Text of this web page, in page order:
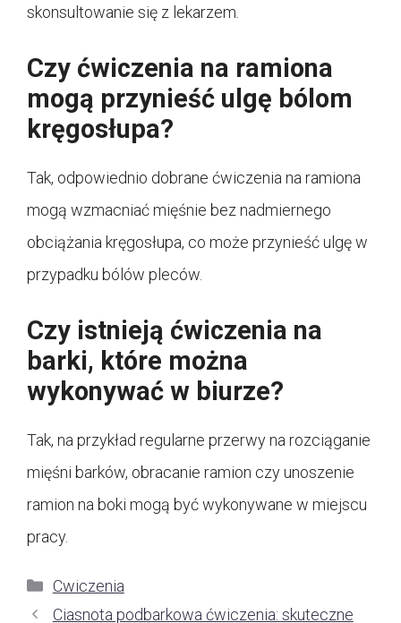
skonsultowanie się z lekarzem.
Czy ćwiczenia na ramiona
mogą przynieść ulgę bólom
kręgosłupa?
Tak, odpowiednio dobrane ćwiczenia na ramiona
mogą wzmacniać mięśnie bez nadmiernego
obciążania kręgosłupa, co może przynieść ulgę w
przypadku bólów pleców.
Czy istnieją ćwiczenia na
barki, które można
wykonywać w biurze?
Tak, na przykład regularne przerwy na rozciąganie
mięśni barków, obracanie ramion czy unoszenie
ramion na boki mogą być wykonywane w miejscu
pracy.
Kategorie
Cwiczenia
Ciasnota podbarkowa ćwiczenia: skuteczne